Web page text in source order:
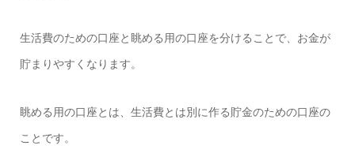
生活費のための口座と眺める用の口座を分けることで、お金が
貯まりやすくなります。
眺める用の口座とは、生活費とは別に作る貯金のための口座の
ことです。